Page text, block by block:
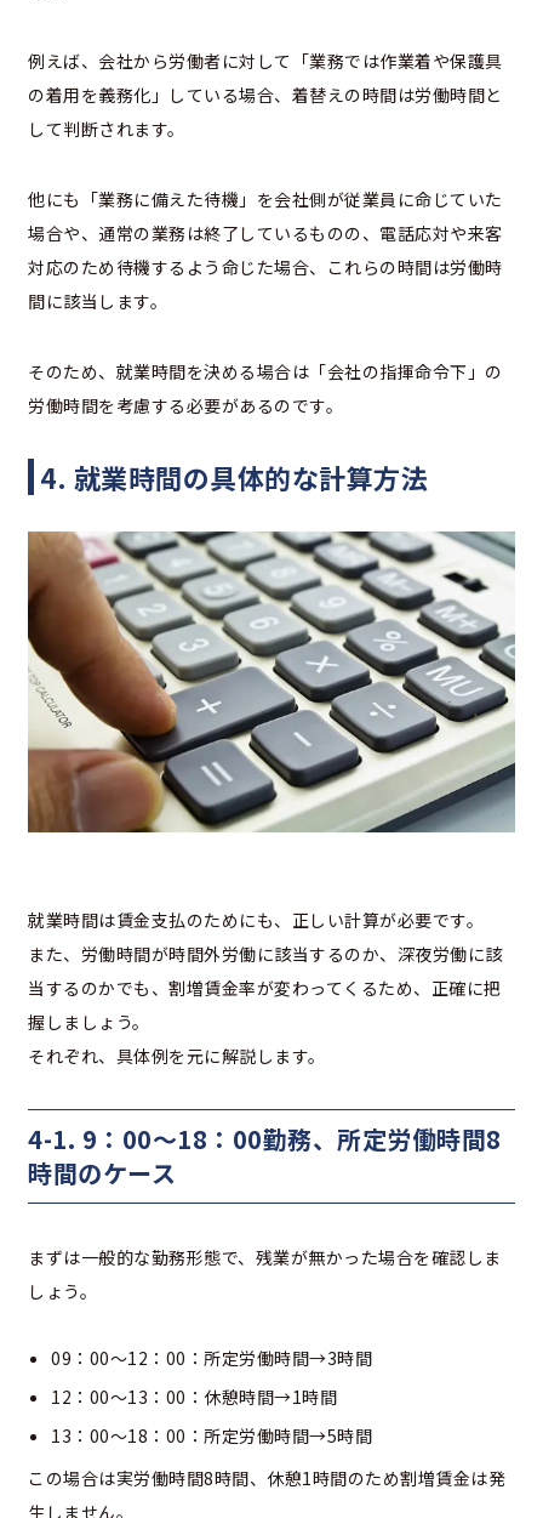
例えば、会社から労働者に対して「業務では作業着や保護具
の着用を義務化」している場合、着替えの時間は労働時間と
して判断されます。
他にも「業務に備えた待機」を会社側が従業員に命じていた
場合や、通常の業務は終了しているものの、電話応対や来客
対応のため待機するよう命じた場合、これらの時間は労働時
間に該当します。
そのため、就業時間を決める場合は「会社の指揮命令下」の
労働時間を考慮する必要があるのです。
4. 就業時間の具体的な計算方法
就業時間は賃金支払のためにも、正しい計算が必要です。
また、労働時間が時間外労働に該当するのか、深夜労働に該
当するのかでも、割増賃金率が変わってくるため、正確に把
握しましょう。
それぞれ、具体例を元に解説します。
4-1. 9：00～18：00勤務、所定労働時間8
時間のケース
まずは一般的な勤務形態で、残業が無かった場合を確認しま
しょう。
09：00～12：00：所定労働時間→3時間
12：00～13：00：休憩時間→1時間
13：00～18：00：所定労働時間→5時間
この場合は実労働時間8時間、休憩1時間のため割増賃金は発
生しません。